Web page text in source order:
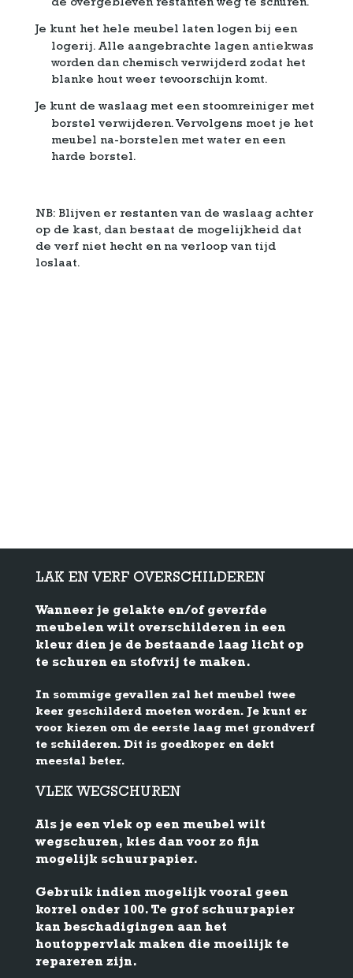
de overgebleven restanten weg te schuren.
Je kunt het hele meubel laten logen bij een
logerij. Alle aangebrachte lagen antiekwas
worden dan chemisch verwijderd zodat het
blanke hout weer tevoorschijn komt.
Je kunt de waslaag met een stoomreiniger met
borstel verwijderen. Vervolgens moet je het
meubel na-borstelen met water en een
harde borstel.
NB: Blijven er restanten van de waslaag achter
op de kast, dan bestaat de mogelijkheid dat
de verf niet hecht en na verloop van tijd
loslaat.
LAK EN VERF OVERSCHILDEREN
Wanneer je gelakte en/of geverfde
meubelen wilt overschilderen in een
kleur dien je de bestaande laag licht op
te schuren en stofvrij te maken.
In sommige gevallen zal het meubel twee
keer geschilderd moeten worden. Je kunt er
voor kiezen om de eerste laag met grondverf
te schilderen. Dit is goedkoper en dekt
meestal beter.
VLEK WEGSCHUREN
Als je een vlek op een meubel wilt
wegschuren, kies dan voor zo fijn
mogelijk schuurpapier.
Gebruik indien mogelijk vooral geen
korrel onder 100. Te grof schuurpapier
kan beschadigingen aan het
houtoppervlak maken die moeilijk te
repareren zijn.